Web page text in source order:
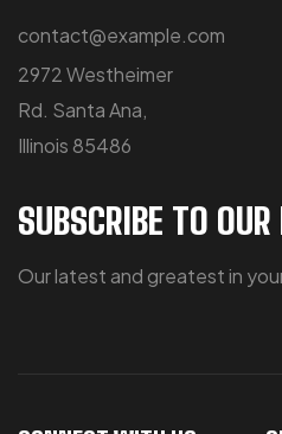
contact@example.com
2972 Westheimer
Rd. Santa Ana,
Illinois 85486
SUBSCRIBE TO
Our latest and greatest in